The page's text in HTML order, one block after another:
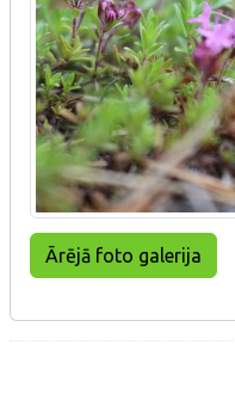
Ārējā foto galerija